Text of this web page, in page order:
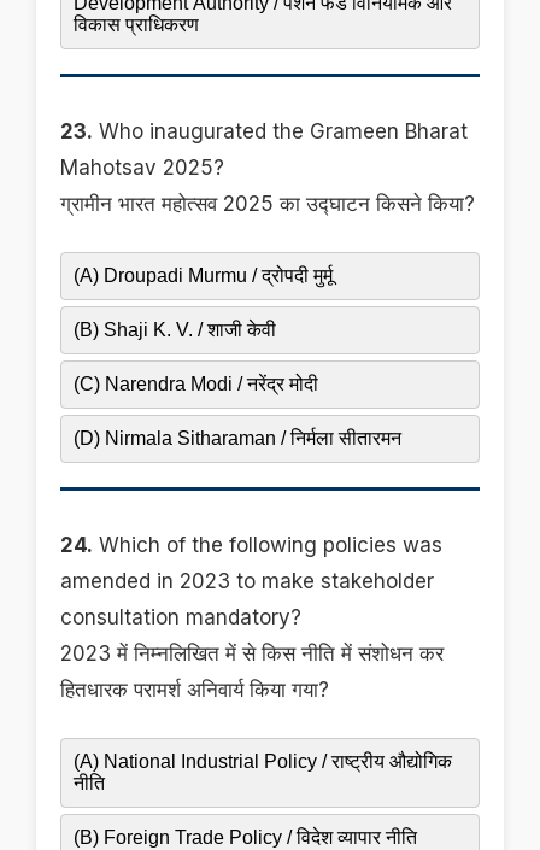
विकास प्राधिकरण
23. Who inaugurated the Grameen Bharat
Mahotsav 2025?
ग्रामीन भारत महोत्सव 2025 का उद्घाटन किसने किया?
(A) Droupadi Murmu / द्रोपदी मुर्मू
(B) Shaji K. V. / शाजी केवी
(C) Narendra Modi / नरेंद्र मोदी
(D) Nirmala Sitharaman / निर्मला सीतारमन
24. Which of the following policies was
amended in 2023 to make stakeholder
consultation mandatory?
2023 में निम्नलिखित में से किस नीति में संशोधन कर
हितधारक परामर्श अनिवार्य किया गया?
(A) National Industrial Policy / राष्ट्रीय औद्योगिक
नीति
(B) Foreign Trade Policy / विदेश व्यापार नीति